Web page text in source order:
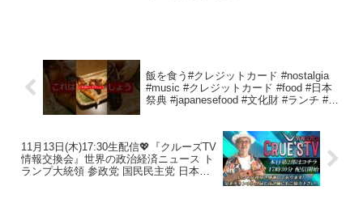
飯を食う#クレジットカード #nostalgia
#music #クレジットカード #food #日本
祭典 #japanesefood #文化財 #ランチ #大
11月13日(木)17:30生配信💖『クルーズTV
情報交換会』世界の政治経済ニュース ト
ランプ大統領 参政党 国民民主党 日本保